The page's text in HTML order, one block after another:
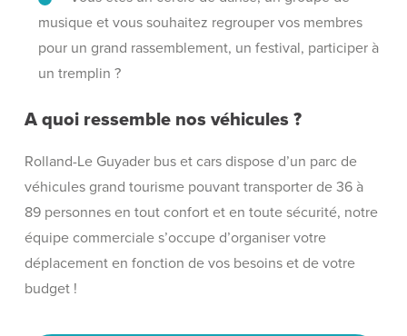
musique et vous souhaitez regrouper vos membres
pour un grand rassemblement, un festival, participer à
un tremplin ?
A quoi ressemble nos véhicules ?
Rolland-Le Guyader bus et cars dispose d’un parc de
véhicules grand tourisme pouvant transporter de 36 à
89 personnes en tout confort et en toute sécurité, notre
équipe commerciale s’occupe d’organiser votre
déplacement en fonction de vos besoins et de votre
budget !